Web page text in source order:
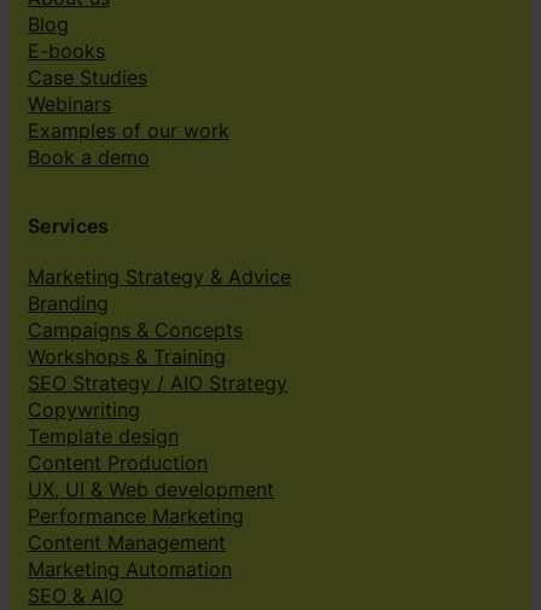
Blog
E-books
Case Studies
Webinars
Examples of our work
Book a demo
Services
Marketing Strategy & Advice
Branding
Campaigns & Concepts
Workshops & Training
SEO Strategy / AIO Strategy
Copywriting
Template design
Content Production
UX, UI & Web development
Performance Marketing
Content Management
Marketing Automation
SEO & AIO